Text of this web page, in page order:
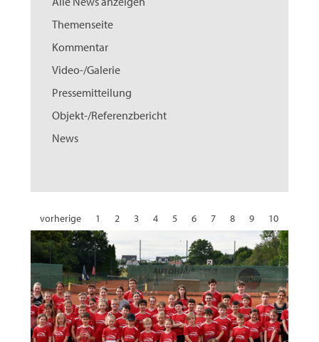
KontaktThemenseite
Kommentar
Video-/Galerie
Pressemitteilung
Objekt-/Referenzbericht
News
vorherige 1 2 3 4 5 6 7 8 9
10
11
12 13 17
20
21
22 23 24 25 26 27 28 29
30
31
32 nächste